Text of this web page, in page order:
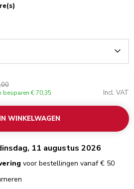
besparen € 70,35 Incl. VAT
IN WINKELWAGEN
11 augustus 2026
voor bestellingen vanaf € 50